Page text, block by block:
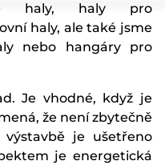
haly, haly pro
haly, ale také jsme
nebo hangáry pro
Je vhodné, když je
že není zbytečně
je ušetřeno
je energetická